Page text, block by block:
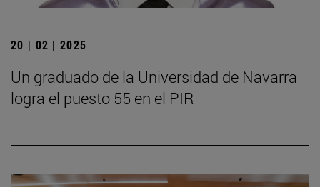
20 | 02 | 2025
Un graduado de la Universidad de Navarra
logra el puesto 55 en el PIR